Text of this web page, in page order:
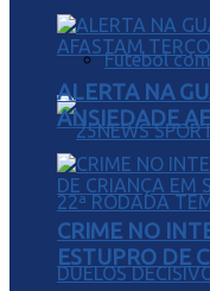
Futebol
ALERTA NA
ANSIEDADE
CRIME NO
ESTUPRO DE